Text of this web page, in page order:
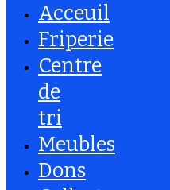
Acceuil
Friperie
Centre
de
tri
Meubles
Dons